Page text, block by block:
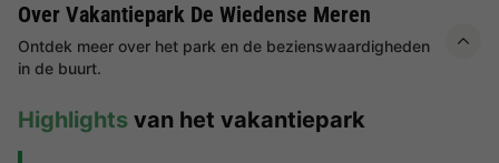
Over Vakantiepark De Wiedense Meren
Ontdek meer over het park en de bezienswaardigheden
in de buurt.
Highlights van het vakantiepark